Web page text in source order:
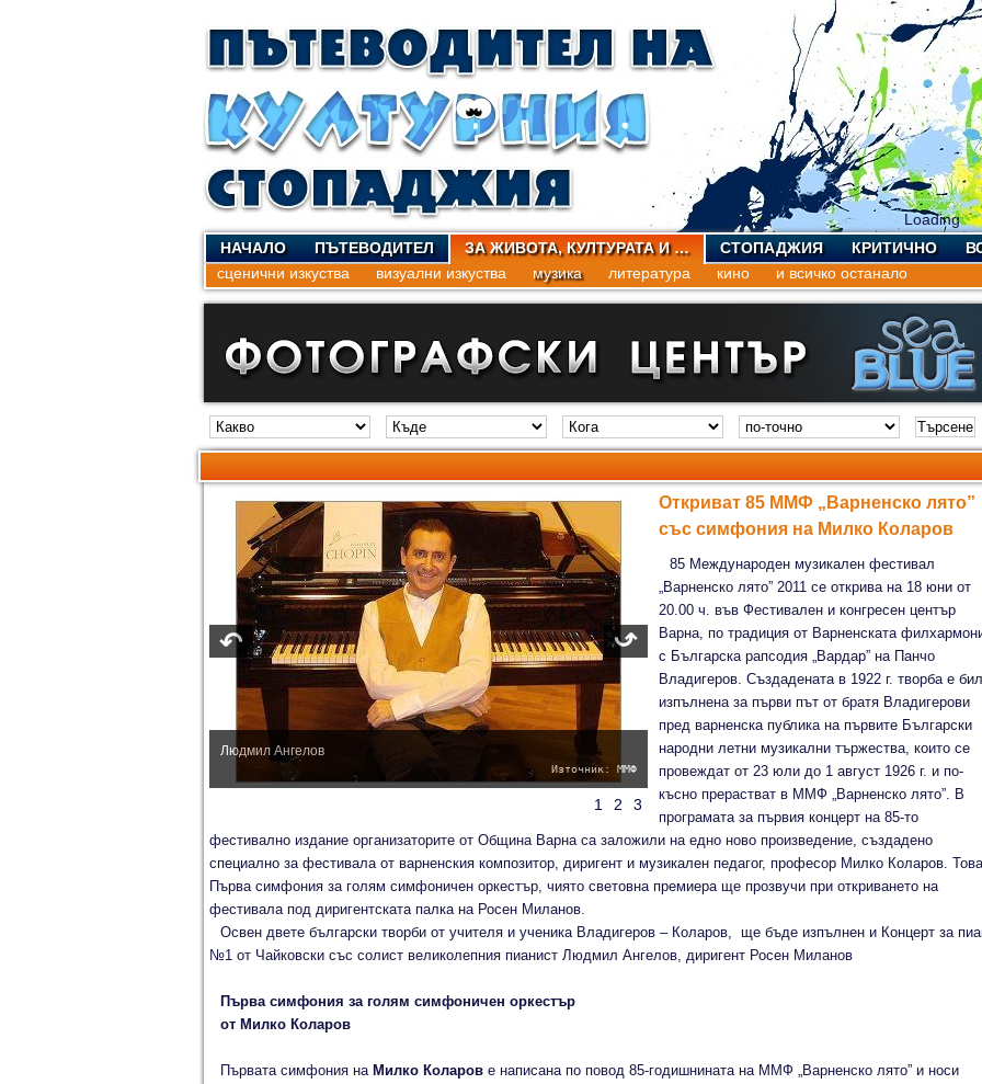
Loading
НАЧАЛО
ПЪТЕВОДИТЕЛ ЗА ЖИВОТА, КУЛТУРАТА И … СТОПАДЖИЯ КРИТИЧНО
сценични изкуства
визуални изкуства музика литература кино и всичко останало
Людмил Ангелов
Източник: ММФ
1 2 3
Откриват 85 ММФ „Варненско лято”
със симфония на Милко Коларов
85 Международен музикален фестивал
„Варненско лято” 2011 се открива на 18 юни от
20.00 ч. във Фестивален и конгресен център
Варна, по традиция от Варненската
с Българска рапсодия „Вардар” на Панчо
Владигеров. Създадената в 1922 г. творба е
изпълнена за първи път от братя Владигерови
пред варненска публика на първите Български
народни летни музикални тържества, които се
провеждат от 23 юли до 1 август 1926 г. и по-
късно прерастват в ММФ „Варненско лято”. В
програмата за първия концерт на 85-то
фестивално издание организаторите от Община Варна са заложили на едно ново произведение, създадено
специално за фестивала от варненския композитор, диригент и музикален педагог, професор Милко Коларов.
Първа симфония за голям симфоничен оркестър, чиято световна премиера ще прозвучи при откриването на
фестивала под диригентската палка на Росен Миланов.
Освен двете български творби от учителя и ученика Владигеров – Коларов, ще бъде изпълнен и Концерт за
№1 от Чайковски със солист великолепния пианист Людмил Ангелов, диригент Росен Миланов
Първа симфония за голям симфоничен оркестър
oтМилко Коларов
Първата симфония на Милко Коларове написана по повод 85-годишнината на ММФ „Варненско лято” и носи